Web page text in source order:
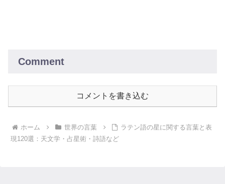
Comment
コメントを書き込む
ホーム 世界の言葉
ラテン語の星に関する言葉と表
現120選：天文学・占星術・詩語など